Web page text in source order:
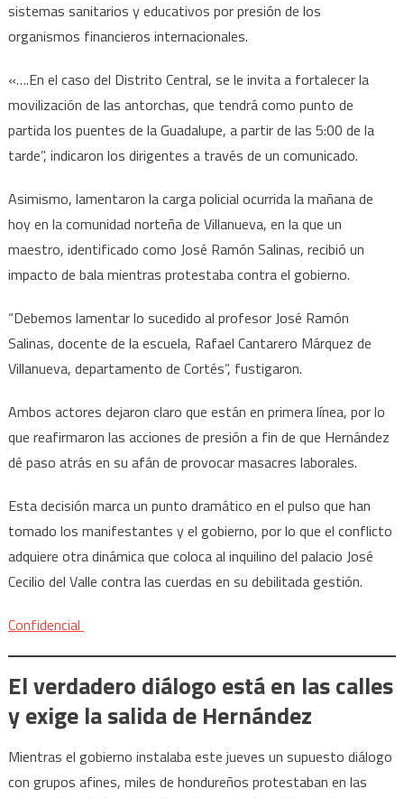
sistemas sanitarios y educativos por presión de los
organismos financieros internacionales.
«….En el caso del Distrito Central, se le invita a fortalecer la
movilización de las antorchas, que tendrá como punto de
partida los puentes de la Guadalupe, a partir de las 5:00 de la
tarde”, indicaron los dirigentes a través de un comunicado.
Asimismo, lamentaron la carga policial ocurrida la mañana de
hoy en la comunidad norteña de Villanueva, en la que un
maestro, identificado como José Ramón Salinas, recibió un
impacto de bala mientras protestaba contra el gobierno.
“Debemos lamentar lo sucedido al profesor José Ramón
Salinas, docente de la escuela, Rafael Cantarero Márquez de
Villanueva, departamento de Cortés”, fustigaron.
Ambos actores dejaron claro que están en primera línea, por lo
que reafirmaron las acciones de presión a fin de que Hernández
dé paso atrás en su afán de provocar masacres laborales.
Esta decisión marca un punto dramático en el pulso que han
tomado los manifestantes y el gobierno, por lo que el conflicto
adquiere otra dinámica que coloca al inquilino del palacio José
Cecilio del Valle contra las cuerdas en su debilitada gestión.
Confidencial
El verdadero diálogo está en las calles
y exige la salida de Hernández
Mientras el gobierno instalaba este jueves un supuesto diálogo
con grupos afines, miles de hondureños protestaban en las